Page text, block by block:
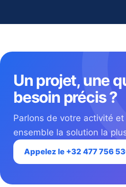
Un projet, une
besoin précis ?
Parlons de votre activité
ensemble la solution la
Appelez le +32 477 756